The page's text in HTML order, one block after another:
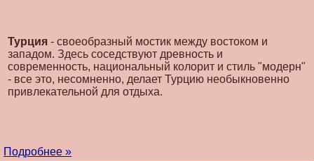
Турция - своеобразный мостик между востоком и
западом. Здесь соседствуют древность и
современность, национальный колорит и стиль "модерн"
- все это, несомненно, делает Турцию необыкновенно
привлекательной для отдыха.
Подробнее »